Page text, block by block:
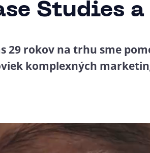
Studies
29 rokov na trhu sme
komplexných